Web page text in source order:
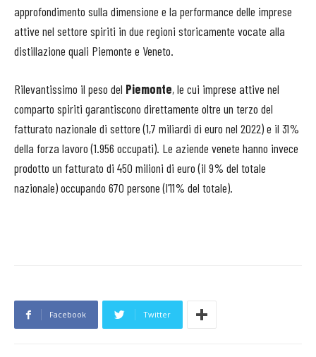
approfondimento sulla dimensione e la performance delle imprese
attive nel settore spiriti in due regioni storicamente vocate alla
distillazione quali Piemonte e Veneto.
Rilevantissimo il peso del Piemonte, le cui imprese attive nel
comparto spiriti garantiscono direttamente oltre un terzo del
fatturato nazionale di settore (1,7 miliardi di euro nel 2022) e il 31%
della forza lavoro (1.956 occupati). Le aziende venete hanno invece
prodotto un fatturato di 450 milioni di euro (il 9% del totale
nazionale) occupando 670 persone (l’11% del totale).
Facebook Twitter